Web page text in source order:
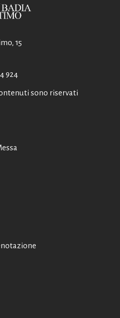
15
924
sono riservati